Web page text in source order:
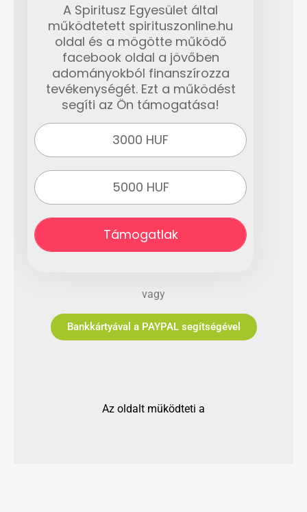
A Spiritusz Egyesület által
működtetett spirituszonline.hu
oldal és a mögötte működő
facebook oldal a jövőben
adományokból finanszírozza
tevékenységét. Ezt a működést
segíti az Ön támogatása!
3000 HUF
5000 HUF
Támogatlak
vagy
Bankkártyával a PAYPAL segítségével
Az oldalt müködteti a